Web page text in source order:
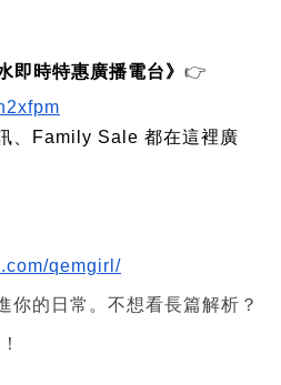
即時特惠廣播電台》 👉
、Family Sale 都在這裡廣
qemgirl/
你的日常。不想看長篇解析？